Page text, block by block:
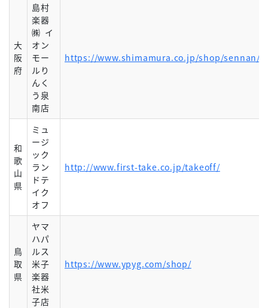
大
阪
府
島村
楽器
㈱ イ
オン
モー
ルり
んく
う泉
南店
https://www.shimamura.co.jp/shop/sennan/
和
歌
山
県
ミュ
ージ
ック
ラン
ドテ
イク
オフ
http://www.first-take.co.jp/takeoff/
鳥
取
県
ヤマ
ハパ
ルス
米子
楽器
社米
子店
https://www.ypyg.com/shop/